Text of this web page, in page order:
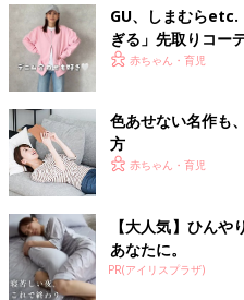
GU、しまむらetc.
ぎる」先取りコー
赤ちゃん・育児
色あせない名作も
方
赤ちゃん・育児
【大人気】ひん
あなたに。
PR(アイリスプラザ)